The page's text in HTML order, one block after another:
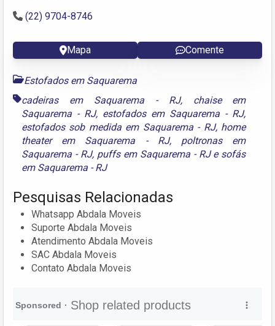
(22) 9704-8746
Mapa Comente
Estofados em Saquarema
cadeiras em Saquarema - RJ, chaise em
Saquarema - RJ, estofados em Saquarema - RJ,
estofados sob medida em Saquarema - RJ, home
theater em Saquarema - RJ, poltronas em
Saquarema - RJ, puffs em Saquarema - RJe sofás
em Saquarema - RJ
Pesquisas Relacionadas
Whatsapp Abdala Moveis
Suporte Abdala Moveis
Atendimento Abdala Moveis
SAC Abdala Moveis
Contato Abdala Moveis